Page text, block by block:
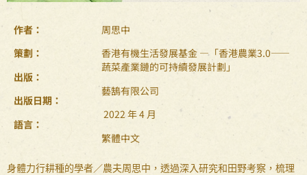
作者：
策劃：
出版：
出版日期：
語言：
周思中
香港有機生活發展基金 —「香港農業3.0——
蔬菜產業鏈的可持續發展計劃」
藝鵠有限公司
2022 年 4 月
繁體中文
身體力行耕種的學者／農夫周思中，透過深入研究和田野考察，梳理